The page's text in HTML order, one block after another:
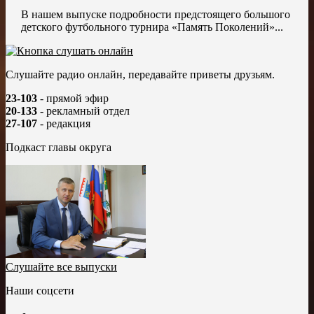
В нашем выпуске подробности предстоящего большого
детского футбольного турнира «Память Поколений»...
Слушайте радио онлайн, передавайте приветы друзьям.
23-103 - прямой эфир
20-133 - рекламный отдел
27-107 - редакция
Подкаст главы округа
Слушайте все выпуски
Наши соцсети